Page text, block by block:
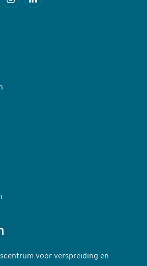
InstagramLinkedin
voor verspreiding en